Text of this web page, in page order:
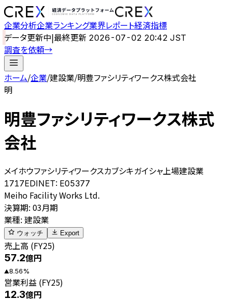
企業分析企業ランキング業界レポート経済指標
データ更新中|最終更新 2026-07-02 20:42 JST
調査を依頼→
ホーム/企業/建設業/明豊ファシリティワークス株式会社
明
明豊ファシリティワークス株式
会社
メイホウファシリティワークスカブシキガイシャ 上場建設業
1717EDINET: E05377
Meiho Facility Works Ltd.
決算期: 03月期
業種: 建設業
ウォッチ Export
売上高 (FY25)
57.2億円
▲8.56%
営業利益 (FY25)
12.3億円